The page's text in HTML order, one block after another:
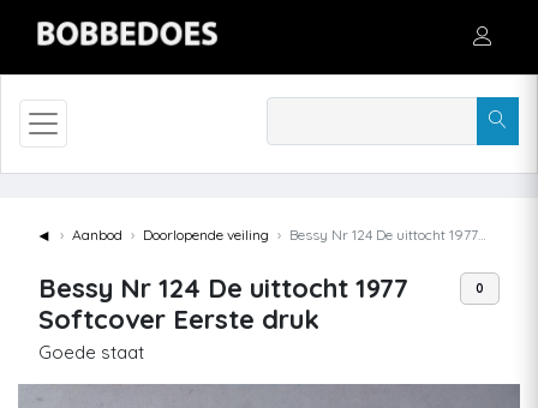
◄ Aanbod Doorlopende veiling Bessy Nr 124 De uittocht 1977 Softcover Eerste druk
Bessy Nr 124 De uittocht 1977
Softcover Eerste druk
Goede staat
0